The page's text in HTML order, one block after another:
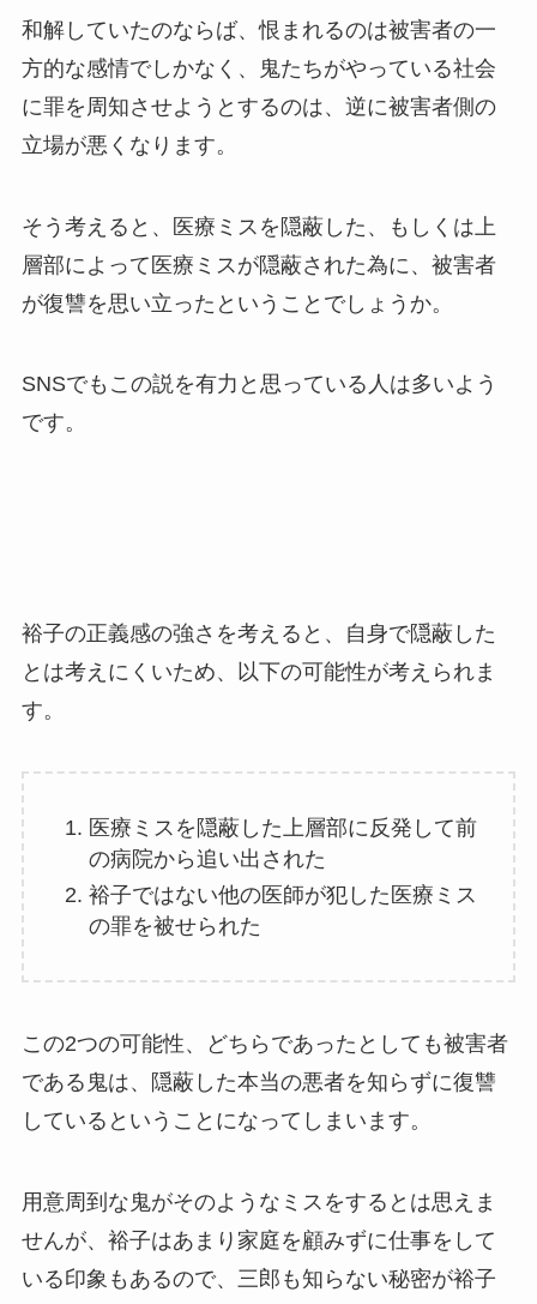
和解していたのならば、恨まれるのは被害者の一
方的な感情でしかなく、鬼たちがやっている社会
に罪を周知させようとするのは、逆に被害者側の
立場が悪くなります。
そう考えると、医療ミスを隠蔽した、もしくは上
層部によって医療ミスが隠蔽された為に、被害者
が復讐を思い立ったということでしょうか。
SNSでもこの説を有力と思っている人は多いよう
です。
裕子の正義感の強さを考えると、自身で隠蔽した
とは考えにくいため、以下の可能性が考えられま
す。
医療ミスを隠蔽した上層部に反発して前
の病院から追い出された
裕子ではない他の医師が犯した医療ミス
の罪を被せられた
この2つの可能性、どちらであったとしても被害者
である鬼は、隠蔽した本当の悪者を知らずに復讐
しているということになってしまいます。
用意周到な鬼がそのようなミスをするとは思えま
せんが、裕子はあまり家庭を顧みずに仕事をして
いる印象もあるので、三郎も知らない秘密が裕子